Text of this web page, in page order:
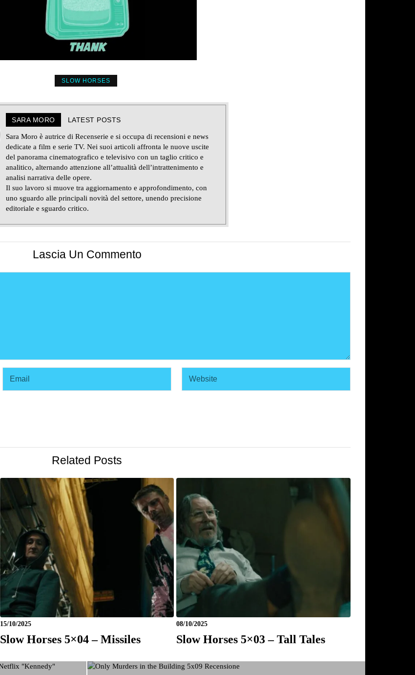
SLOW HORSES
SARA MORO LATEST POSTS
Sara Moro è autrice di Recenserie e si occupa di recensioni e news
dedicate a film e serie TV. Nei suoi articoli affronta le nuove uscite
del panorama cinematografico e televisivo con un taglio critico e
analitico, alternando attenzione all’attualità dell’intrattenimento e
analisi narrativa delle opere.
Il suo lavoro si muove tra aggiornamento e approfondimento, con
uno sguardo alle principali novità del settore, unendo precisione
editoriale e sguardo critico.
Lascia Un Commento
Related Posts
15/10/2025
Slow Horses 5×04 – Missiles
08/10/2025
Slow Horses 5×03 – Tall Tales